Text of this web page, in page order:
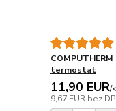
termostat
11,90 EUR/
9,67 EUR bez